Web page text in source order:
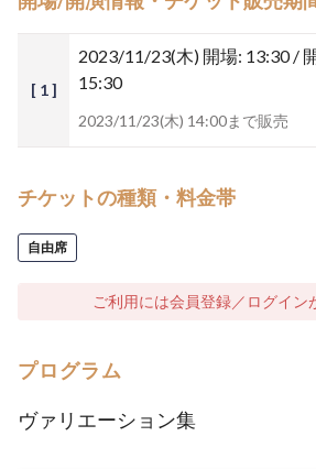
[ 1 ]
2023/11/23(木) 開場: 13:30 /
15:30
2023/11/23(木) 14:00まで販売
チケットの種類・料金帯
自由席
ご利用には会員登録／ログイン
プログラム
ヴァリエーション集